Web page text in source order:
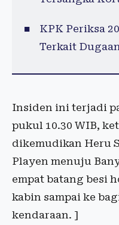
KPK Periksa
Terkait
Insiden ini terjadi
pukul 10.30 WIB,
dikemudikan Heru
Playen menuju
empat batang besi
kabin sampai ke
kendaraan. ]